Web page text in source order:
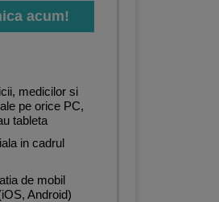
acum!
medicilor si
pe orice PC,
tableta
in cadrul
de mobil
Android)